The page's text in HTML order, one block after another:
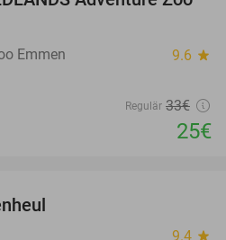
Emmen 9.6 star
Regulär 33€
25€
9.4 star